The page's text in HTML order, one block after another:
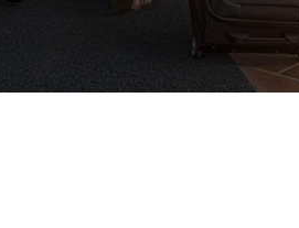
10% при бронировании от 3